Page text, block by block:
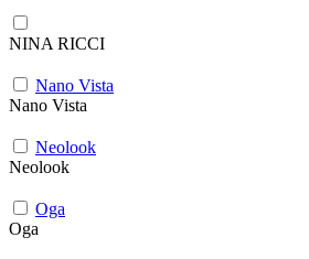
NINA RICCI
Nano Vista
Nano Vista
Neolook
Neolook
Oga
Oga